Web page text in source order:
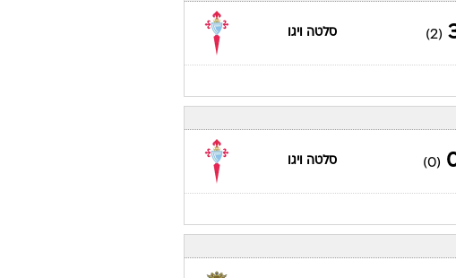
(2) סלטה ויגו
(0) סלטה ויגו